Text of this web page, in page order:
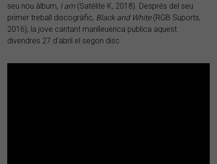
seu nou àlbum, I am(Satélite K, 2018). Després del seu
primer treball discogràfic, Black and White(RGB Suports,
2016), la jove cantant manlleuenca publica aquest
divendres 27 d'abril el segon disc.